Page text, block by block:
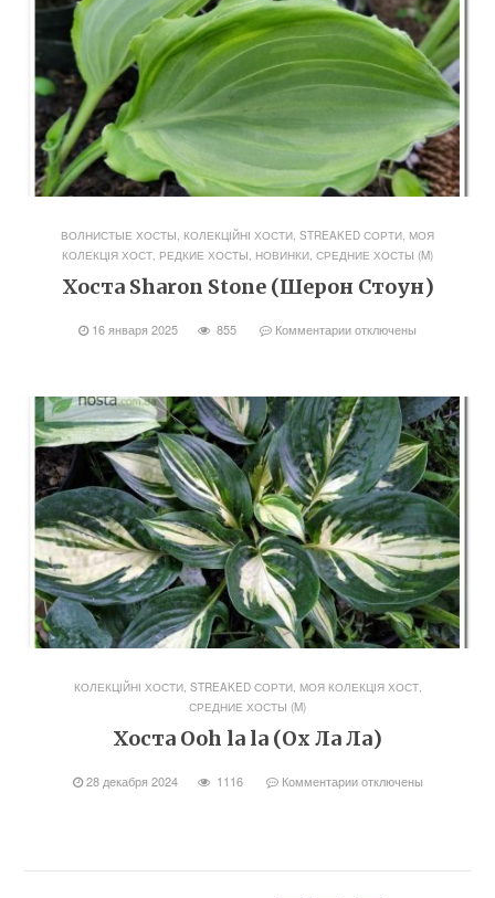
ВОЛНИСТЫЕ ХОСТЫ, КОЛЕКЦІЙНІ ХОСТИ, STREAKED СОРТИ, МОЯ
КОЛЕКЦІЯ ХОСТ, РЕДКИЕ ХОСТЫ, НОВИНКИ, СРЕДНИЕ ХОСТЫ (M)
Хоста Sharon Stone (Шерон Стоун)
16 января 2025 855 Комментарииотключены
КОЛЕКЦІЙНІ ХОСТИ, STREAKED СОРТИ, МОЯ КОЛЕКЦІЯ ХОСТ,
СРЕДНИЕ ХОСТЫ (M)
Хоста Ooh la la (Ох Ла Ла)
28 декабря 2024 1116 Комментарииотключены